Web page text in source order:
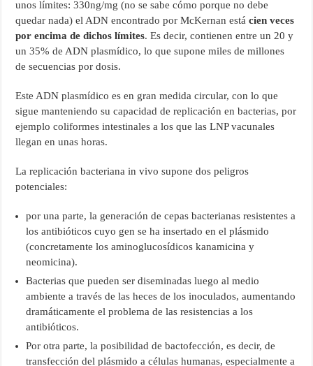
unos límites: 330ng/mg (no se sabe cómo porque no debe
quedar nada) el ADN encontrado por McKernan estácien veces
por encima de dichos límites. Es decir, contienen entre un 20 y
un 35% de ADN plasmídico, lo que supone miles de millones
de secuencias por dosis.
Este ADN plasmídico es en gran medida circular, con lo que
sigue manteniendo su capacidad de replicación en bacterias, por
ejemplo coliformes intestinales a los que las LNP vacunales
llegan en unas horas.
La replicación bacteriana in vivo supone dos peligros
potenciales:
por una parte, la generación de cepas bacterianas resistentes a
los antibióticos cuyo gen se ha insertado en el plásmido
(concretamente los aminoglucosídicos kanamicina y
neomicina).
Bacterias que pueden ser diseminadas luego al medio
ambiente a través de las heces de los inoculados, aumentando
dramáticamente el problema de las resistencias a los
antibióticos.
Por otra parte, la posibilidad de bactofección, es decir, de
transfección del plásmido a células humanas, especialmente a